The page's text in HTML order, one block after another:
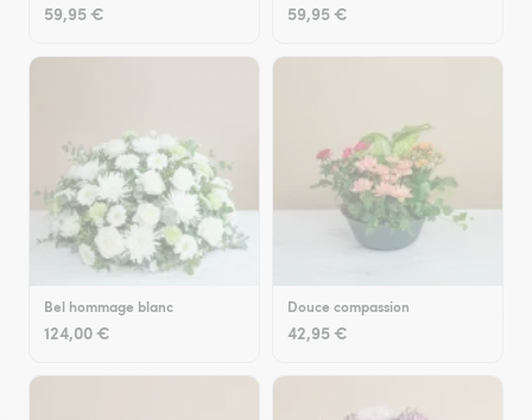
59,95 € 59,95 €
Bel hommage blanc
124,00 €
Douce compassion
42,95 €